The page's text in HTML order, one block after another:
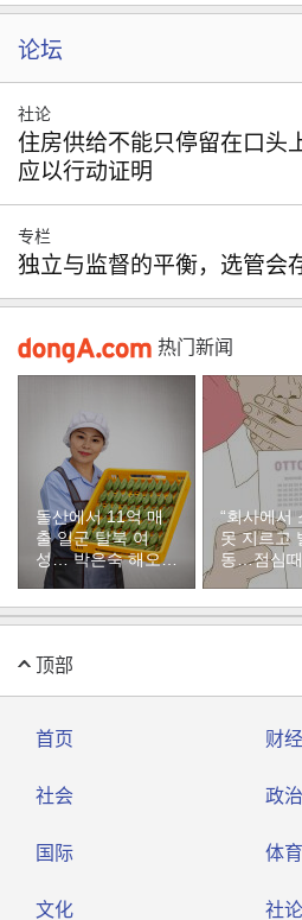
论坛
社论
住房供给不能只停留在口头
应以行动证明
专栏
独立与监督的平衡，选管会
热门新闻
돌산에서 11억 매
출 일군 탈북 여
성… 박은숙 해오름
푸드 대표의 인생
온 이웃]
“회사에서
못 지르고
동…점심때
서 산 복
顶部
首页 财经
社会 政治
国际 体育
文化 社论